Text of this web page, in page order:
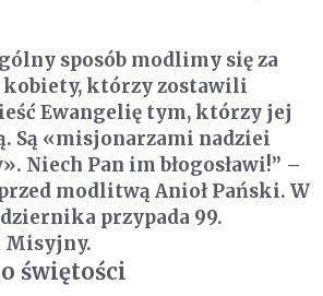
sposób modlimy się za
kobiety, którzy zostawili
Ewangelię tym, którzy jej
Są «misjonarzami nadziei
Niech Pan im błogosławi!” –
modlitwą Anioł Pański. W
przypada 99.
Misyjny.
świętości